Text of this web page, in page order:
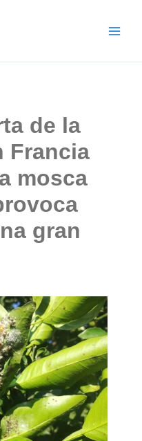
de la
Francia
mosca
gran